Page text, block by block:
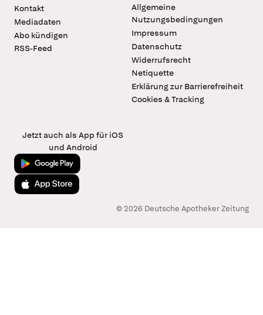
Kontakt
Mediadaten
Abo kündigen
RSS-Feed
Allgemeine
Nutzungsbedingungen
Impressum
Datenschutz
Widerrufsrecht
Netiquette
Erklärung zur Barrierefreiheit
Cookies & Tracking
Jetzt auch als App für iOS
und Android
Jetzt bei Google Play
Laden im App Store
© 2026 Deutsche Apotheker Zeitung